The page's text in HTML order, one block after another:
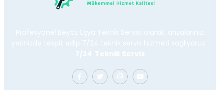
Profesyonel Beyaz Eşya Teknik Servisi olarak, arızalarınızı
yerinizde tespit edip 7/24 teknik servis hizmeti sağlıyoruz.
7/24 Teknik Servis